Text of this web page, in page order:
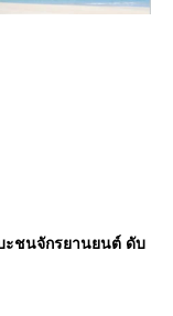
ะชนจักรยานยนต์ ดับ